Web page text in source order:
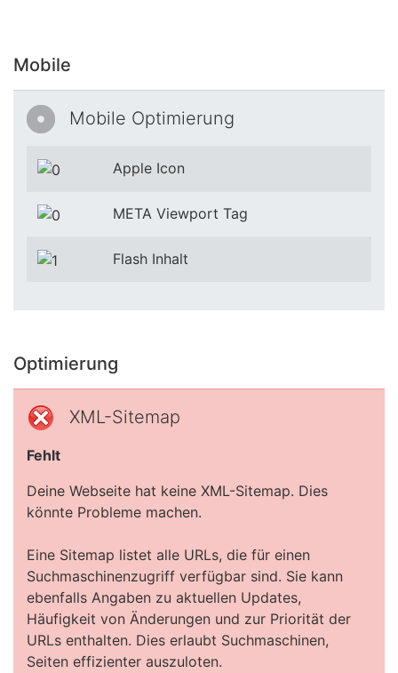
Mobile
Mobile Optimierung
Apple Icon
META Viewport Tag
Flash Inhalt
Optimierung
XML-Sitemap
Fehlt
Deine Webseite hat keine XML-Sitemap. Dies
könnte Probleme machen.
Eine Sitemap listet alle URLs, die für einen
Suchmaschinenzugriff verfügbar sind. Sie kann
ebenfalls Angaben zu aktuellen Updates,
Häufigkeit von Änderungen und zur Priorität der
URLs enthalten. Dies erlaubt Suchmaschinen,
Seiten effizienter auszuloten.